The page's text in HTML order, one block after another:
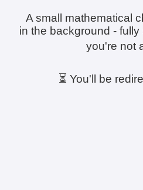
A small mathematical
in the background -
you're not
⏳ You'll be